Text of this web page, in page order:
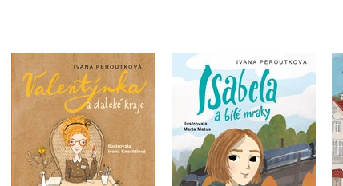
Valentýnka a daleké
kraje
Ivana Peroutková
Isabela a bílé mraky
Ivana Peroutková